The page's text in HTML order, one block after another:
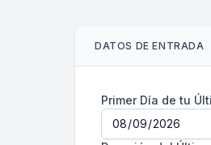
DATOS DE ENTRADA
Primer Día de tu